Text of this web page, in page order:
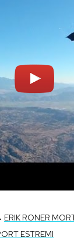
ERIK RONER
ESTREMI